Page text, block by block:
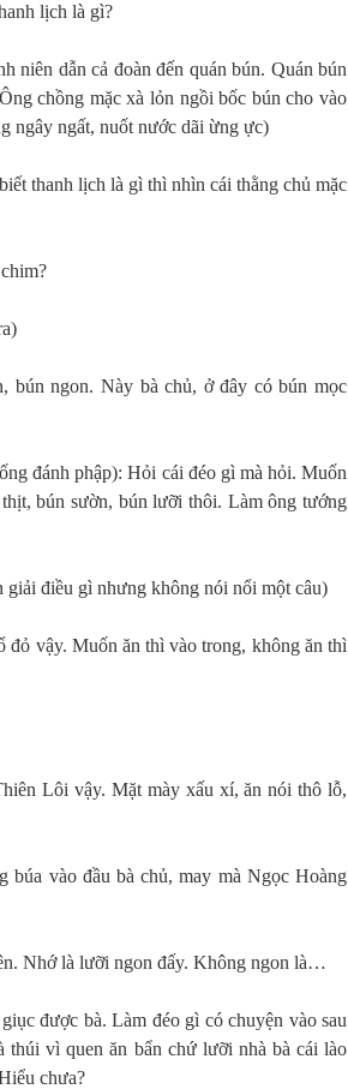
lịch là gì?
niên dẫn cả đoàn đến quán bún. Quán bún
chồng mặc xà lỏn ngồi bốc bún cho vào
ngây ngất, nuốt nước dãi ừng ực)
thanh lịch là gì thì nhìn cái thằng chủ mặc
bún ngon. Này bà chủ, ở đây có bún mọc
đánh phập): Hỏi cái đéo gì mà hỏi. Muốn
bún sườn, bún lưỡi thôi. Làm ông tướng
điều gì nhưng không nói nổi một câu)
đỏ vậy. Muốn ăn thì vào trong, không ăn thì
Lôi vậy. Mặt mày xấu xí, ăn nói thô lỗ,
vào đầu bà chủ, may mà Ngọc Hoàng
Nhớ là lưỡi ngon đấy. Không ngon là…
được bà. Làm đéo gì có chuyện vào sau
vì quen ăn bẩn chứ lưỡi nhà bà cái lào
chưa?